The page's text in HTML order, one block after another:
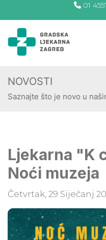
01
NOVOSTI
Saznajte što je novo u
Ljekarna "K
Noći muzeja
Četvrtak, 29 Siječanj